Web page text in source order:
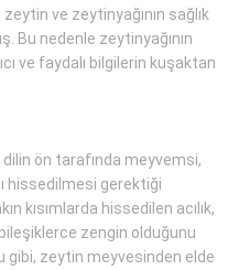
ve zeytinyağının sağlık
Bu nedenle zeytinyağının
ve faydalı bilgilerin kuşaktan
ön tarafında meyvemsi,
hissedilmesi gerektiği
kısımlarda hissedilen acılık,
zengin olduğunu
gibi, zeytin meyvesinden elde